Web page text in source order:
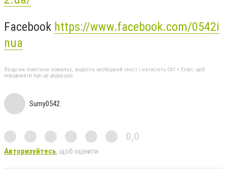
Facebook https://www.facebook.com/0542i
nua
Якщо ви помітили помилку, виділіть необхідний текст і натисніть Ctrl + Enter, щоб
повідомити про це редакцію
Sumy0542
0,0
Авторизуйтесь, щоб оцінити